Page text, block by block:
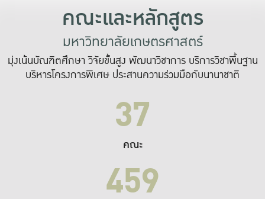
คณะและหลักสูตร
มหาวิทยาลัยเกษตรศาสตร์
มุ่งเน้นบัณฑิตศึกษา วิจัยขั้นสูง พัฒนาวิชาการ บริการวิชาพื้นฐาน
บริหารโครงการพิเศษ ประสานความร่วมมือกับนานาชาติ
37
คณะ
459